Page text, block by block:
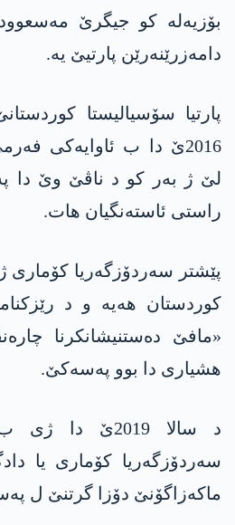
بۆزیەلە کو جیگرێ
دامەزرێنەرێن پارتیێ یە.
پارتیا سۆسیالیستا
2016ێ دا ب ئاوایەکی
لێ ژ بەر کو د ناڤێ وێ دا
راستی ئاستەنگیان هات.
پێشتر سەردۆزگەریا کۆماری
کوردستان هەیە و د
«مافێ دەستنیشانکرنا
هشیاری دا بوو په‌سه‌كێ.
د سالا 2019ێ
سەردۆزگەریا کۆماری یا
ماکەزاگۆنێ دۆزا گرتنێ ل